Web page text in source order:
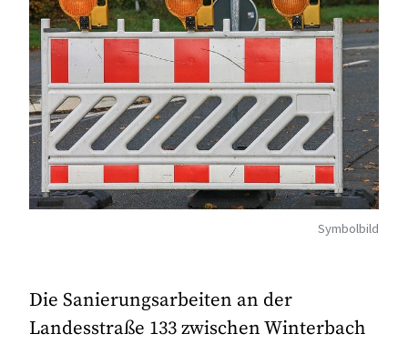
Symbolbild
Die Sanierungsarbeiten an der
Landesstraße 133 zwischen Winterbach